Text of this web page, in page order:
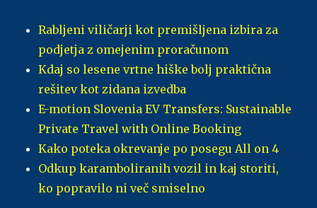
Rabljeni viličarji kot premišljena izbira za
podjetja z omejenim proračunom
Kdaj so lesene vrtne hiške bolj praktična
rešitev kot zidana izvedba
E-motion Slovenia EV Transfers: Sustainable
Private Travel with Online Booking
Kako poteka okrevanje po posegu All on 4
Odkup karamboliranih vozil in kaj storiti,
ko popravilo ni več smiselno